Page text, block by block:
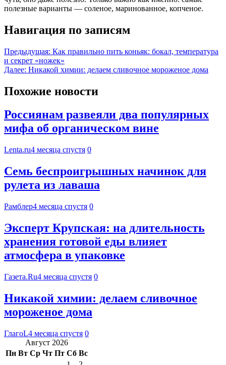
полезные варианты — соленое, маринованное, копченое.
Навигация по записям
Предыдущая: Как правильно пить коньяк: бокал, температура
и секрет «ножек»
Далее: Никакой химии: делаем сливочное мороженое дома
Похожие новости
Россиянам развеяли два популярных
мифа об органическом вине
Lenta.ru4 месяца спустя 0
Семь беспроигрышных начинок для
рулета из лаваша
Рамблер4 месяца спустя 0
Эксперт Крупская: на длительность
хранения готовой еды влияет
атмосфера в упаковке
Газета.Ru4 месяца спустя 0
Никакой химии: делаем сливочное
мороженое дома
ГлагоL4 месяца спустя 0
Август 2026
Пн Вт Ср Чт Пт Сб Вс